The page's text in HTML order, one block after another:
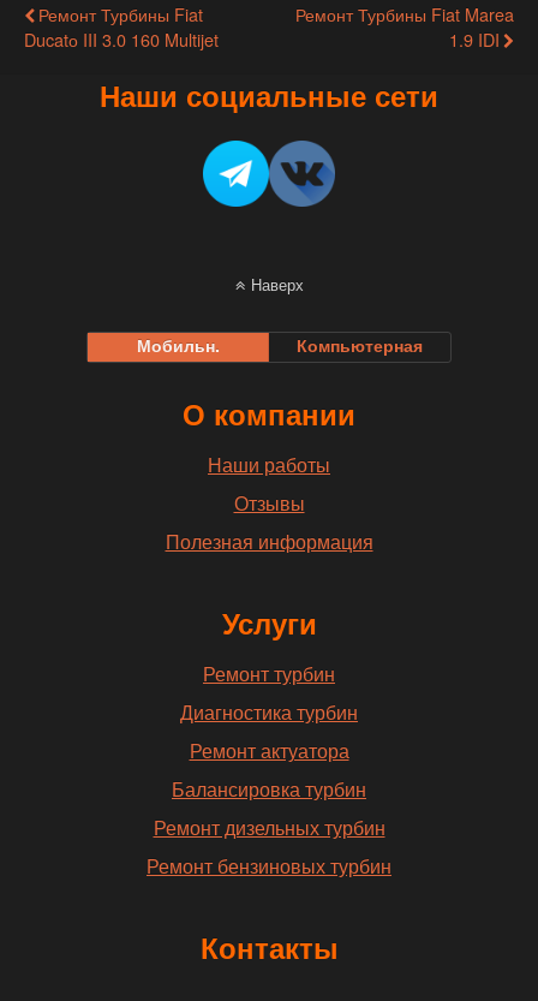
Ремонт Турбины Fiat
Ducatо III 3.0 160 Multijet
Ремонт Турбины Fiat Marea
1.9 IDI
Наши социальные сети
Наверх
Мобильн. Компьютерная
О компании
Наши работы
Отзывы
Полезная информация
Услуги
Ремонт турбин
Диагностика турбин
Ремонт актуатора
Балансировка турбин
Ремонт дизельных турбин
Ремонт бензиновых турбин
Контакты